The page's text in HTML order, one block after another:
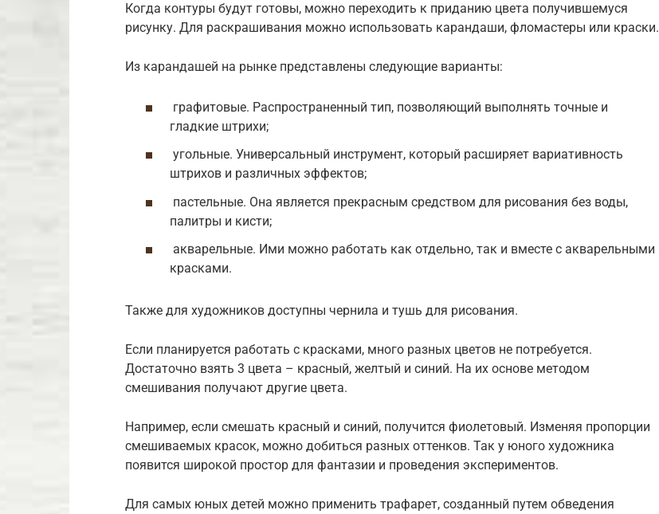
Когда контуры будут готовы, можно переходить к приданию цвета получившемуся
рисунку. Для раскрашивания можно использовать карандаши, фломастеры или краски.
Из карандашей на рынке представлены следующие варианты:
графитовые. Распространенный тип, позволяющий выполнять точные и
гладкие штрихи;
угольные. Универсальный инструмент, который расширяет вариативность
штрихов и различных эффектов;
пастельные. Она является прекрасным средством для рисования без воды,
палитры и кисти;
акварельные. Ими можно работать как отдельно, так и вместе с акварельными
красками.
Также для художников доступны чернила и тушь для рисования.
Если планируется работать с красками, много разных цветов не потребуется.
Достаточно взять 3 цвета – красный, желтый и синий. На их основе методом
смешивания получают другие цвета.
Например, если смешать красный и синий, получится фиолетовый. Изменяя пропорции
смешиваемых красок, можно добиться разных оттенков. Так у юного художника
появится широкой простор для фантазии и проведения экспериментов.
Для самых юных детей можно применить трафарет, созданный путем обведения